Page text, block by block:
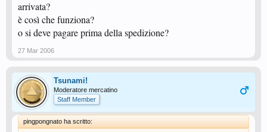
arrivata?
è così che funziona?
o si deve pagare prima della spedizione?
27 Mar 2006
Tsunami!
Moderatore mercatino
Staff Member
pingpongnato ha scritto: